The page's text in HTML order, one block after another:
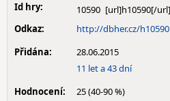
Id hry:
10590
Odkaz:
http://dbher.cz/h10590
Přidána:
28.06.2015
11 let a 43 dní
Hodnocení:
25 (40-90 %)